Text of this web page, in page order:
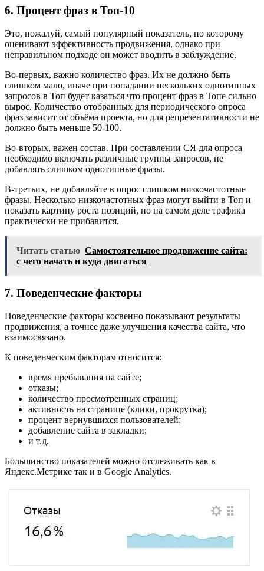
6. Процент фраз в Топ-10
Это, пожалуй, самый популярный показатель, по которому
оценивают эффективность продвижения, однако при
неправильном подходе он может вводить в заблуждение.
Во-первых, важно количество фраз. Их не должно быть
слишком мало, иначе при попадании нескольких однотипных
запросов в Топ будет казаться что процент фраз в Топе сильно
вырос. Количество отобранных для периодического опроса
фраз зависит от объёма проекта, но для репрезентативности не
должно быть меньше 50-100.
Во-вторых, важен состав. При составлении СЯ для опроса
необходимо включать различные группы запросов, не
добавлять слишком однотипные фразы.
В-третьих, не добавляйте в опрос слишком низкочастотные
фразы. Несколько низкочастотных фраз могут выйти в Топ и
показать картину роста позиций, но на самом деле трафика
практически не прибавится.
Читать статью Самостоятельное продвижение сайта:
с чего начать и куда двигаться
7. Поведенческие факторы
Поведенческие факторы косвенно показывают результаты
продвижения, а точнее даже улучшения качества сайта, что
взаимосвязано.
К поведенческим факторам относится:
время пребывания на сайте;
отказы;
количество просмотренных страниц;
активность на странице (клики, прокрутка);
процент вернувшихся пользователей;
добавление сайта в закладки;
и т.д.
Большинство показателей можно отслеживать как в
Яндекс.Метрике так и в Google Analytics.